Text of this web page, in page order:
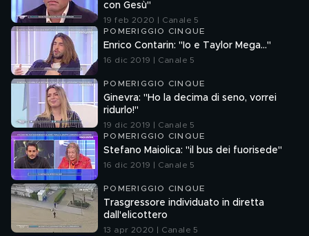
con Gesù"
19 feb 2020 | Canale 5
POMERIGGIO CINQUE
Enrico Contarin: "Io e Taylor Mega..."
16 dic 2019 | Canale 5
POMERIGGIO CINQUE
Ginevra: "Ho la decima di seno, vorrei
ridurlo!"
19 dic 2019 | Canale 5
POMERIGGIO CINQUE
Stefano Maiolica: "il bus dei fuorisede"
16 dic 2019 | Canale 5
POMERIGGIO CINQUE
Trasgressore individuato in diretta
dall'elicottero
13 apr 2020 | Canale 5